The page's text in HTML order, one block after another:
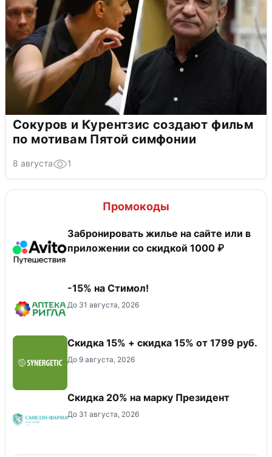
Сокуров и Курентзис создают фильм
по мотивам Пятой симфонии
8 августа 1
Промокоды
Забронировать жилье на сайте или в
приложении со скидкой 1000 ₽
-15% на Стимол!
До 31 августа, 2026
Скидка 15% + скидка 15% от 1799 руб.
До 9 августа, 2026
Скидка 20% на марку Президент
До 31 августа, 2026